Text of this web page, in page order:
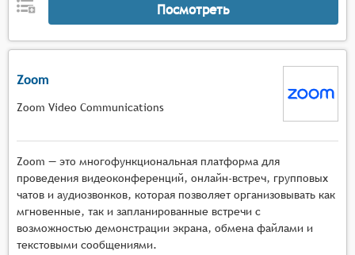
Посмотреть
Zoom
Zoom Video Communications
Zoom — это многофункциональная платформа для
проведения видеоконференций, онлайн-встреч, групповых
чатов и аудиозвонков, которая позволяет организовывать как
мгновенные, так и запланированные встречи с
возможностью демонстрации экрана, обмена файлами и
текстовыми сообщениями.